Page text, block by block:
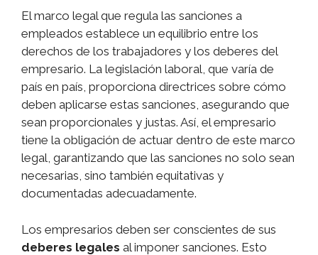
El marco legal que regula las sanciones a
empleados establece un equilibrio entre los
derechos de los trabajadores y los deberes del
empresario. La legislación laboral, que varía de
país en país, proporciona directrices sobre cómo
deben aplicarse estas sanciones, asegurando que
sean proporcionales y justas. Así, el empresario
tiene la obligación de actuar dentro de este marco
legal, garantizando que las sanciones no solo sean
necesarias, sino también equitativas y
documentadas adecuadamente.
Los empresarios deben ser conscientes de sus
deberes legales al imponer sanciones. Esto